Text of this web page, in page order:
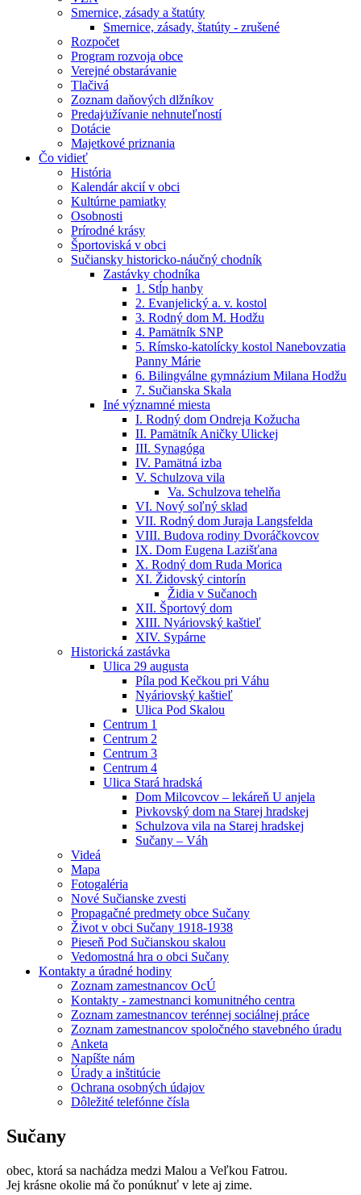
Smernice, zásady a štatúty
Smernice, zásady, štatúty - zrušené
Rozpočet
Program rozvoja obce
Verejné obstarávanie
Tlačivá
Zoznam daňových dlžníkov
Predaj⁄užívanie nehnuteľností
Dotácie
Majetkové priznania
Čo vidieť
História
Kalendár akcií v obci
Kultúrne pamiatky
Osobnosti
Prírodné krásy
Športoviská v obci
Sučiansky historicko-náučný chodník
Zastávky chodníka
1. Stĺp hanby
2. Evanjelický a. v. kostol
3. Rodný dom M. Hodžu
4. Pamätník SNP
5. Rímsko-katolícky kostol Nanebovzatia
Panny Márie
6. Bilingválne gymnázium Milana Hodžu
7. Sučianska Skala
Iné významné miesta
I. Rodný dom Ondreja Kožucha
II. Pamätník Aničky Ulickej
III. Synagóga
IV. Pamätná izba
V. Schulzova vila
Va. Schulzova tehelňa
VI. Nový soľný sklad
VII. Rodný dom Juraja Langsfelda
VIII. Budova rodiny Dvoráčkovcov
IX. Dom Eugena Lazišťana
X. Rodný dom Ruda Morica
XI. Židovský cintorín
Židia v Sučanoch
XII. Športový dom
XIII. Nyáriovský kaštieľ
XIV. Sypárne
Historická zastávka
Ulica 29 augusta
Píla pod Kečkou pri Váhu
Nyáriovský kaštieľ
Ulica Pod Skalou
Centrum 1
Centrum 2
Centrum 3
Centrum 4
Ulica Stará hradská
Dom Milcovcov – lekáreň U anjela
Pivkovský dom na Starej hradskej
Schulzova vila na Starej hradskej
Sučany – Váh
Videá
Mapa
Fotogaléria
Nové Sučianske zvesti
Propagačné predmety obce Sučany
Život v obci Sučany 1918-1938
Pieseň Pod Sučianskou skalou
Vedomostná hra o obci Sučany
Kontakty a úradné hodiny
Zoznam zamestnancov OcÚ
Kontakty - zamestnanci komunitného centra
Zoznam zamestnancov terénnej sociálnej práce
Zoznam zamestnancov spoločného stavebného úradu
Anketa
Napíšte nám
Úrady a inštitúcie
Ochrana osobných údajov
Dôležité telefónne čísla
Sučany
obec, ktorá sa nachádza medzi Malou a Veľkou Fatrou.
Jej krásne okolie má čo ponúknuť v lete aj zime.